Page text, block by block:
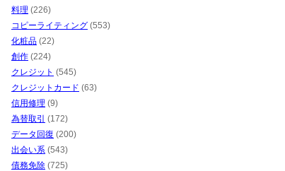
料理 (226)
コピーライティング (553)
化粧品 (22)
創作 (224)
クレジット (545)
クレジットカード (63)
信用修理 (9)
為替取引
(172)
データ回復 (200)
出会い系 (543)
債務免除 (725)